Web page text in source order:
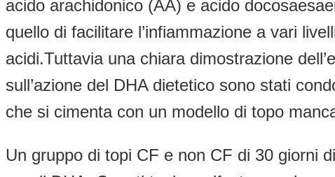
acido arachidonico (AA) e acido
quello di facilitare l’infiammazione a vari
acidi.Tuttavia una chiara dimostrazione
sull’azione del DHA dietetico sono stati
che si cimenta con un modello di topo
Un gruppo di topi CF e non CF di 30 giorni